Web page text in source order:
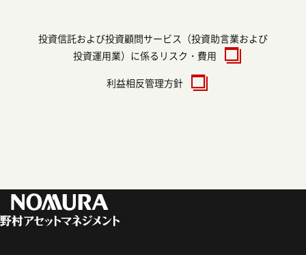
投資信託および投資顧問サービス（投資助言業および
投資運用業）に係るリスク・費用
利益相反管理方針